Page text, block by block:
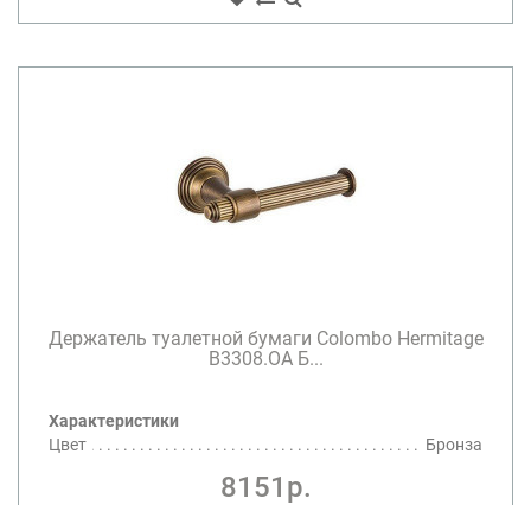
Держатель туалетной бумаги Colombo Hermitage
B3308.OA Б...
Характеристики
Цвет
Бронза
8151р.